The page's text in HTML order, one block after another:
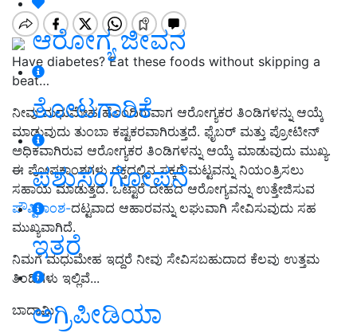
ಆರೋಗ್ಯ ಜೀವನ
ತೋಟಗಾರಿಕೆ
ಪಶುಸಂಗೋಪನೆ
ಇತರೆ
ಅಗ್ರಿಪೀಡಿಯಾ
Have diabetes? Eat these foods without skipping a
beat…
ನೀವು ಮಧುಮೇಹ ಹೊಂದಿರುವಾಗ ಆರೋಗ್ಯಕರ ತಿಂಡಿಗಳನ್ನು ಆಯ್ಕೆ
ಮಾಡುವುದು ತುಂಬಾ ಕಷ್ಟಕರವಾಗಿರುತ್ತದೆ. ಫೈಬರ್ ಮತ್ತು ಪ್ರೋಟೀನ್
ಅಧಿಕವಾಗಿರುವ ಆರೋಗ್ಯಕರ ತಿಂಡಿಗಳನ್ನು ಆಯ್ಕೆ ಮಾಡುವುದು ಮುಖ್ಯ.
ಈ ಪೋಷಕಾಂಶಗಳು ರಕ್ತದಲ್ಲಿನ ಸಕ್ಕರೆ ಮಟ್ಟವನ್ನು ನಿಯಂತ್ರಿಸಲು
ಸಹಾಯ ಮಾಡುತ್ತದೆ. ಒಟ್ಟಾರೆ ದೇಹದ ಆರೋಗ್ಯವನ್ನು ಉತ್ತೇಜಿಸುವ
ಪೌಷ್ಟಿಕಾಂಶ-ದಟ್ಟವಾದ ಆಹಾರವನ್ನು ಲಘುವಾಗಿ ಸೇವಿಸುವುದು ಸಹ
ಮುಖ್ಯವಾಗಿದೆ.
ನಿಮಗೆ ಮಧುಮೇಹ ಇದ್ದರೆ ನೀವು ಸೇವಿಸಬಹುದಾದ ಕೆಲವು ಉತ್ತಮ
ತಿಂಡಿಗಳು ಇಲ್ಲಿವೆ...
ಬಾದಾಮಿ